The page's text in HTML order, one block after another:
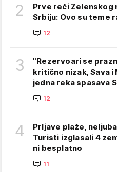
2
Prve reči Zelenskog
Srbiju: Ovo su teme
12
3
"Rezervoari se
kritično nizak, Sava i
jedna reka spasava
12
4
Prljave plaže,
Turisti izglasali 4
ni besplatno
11